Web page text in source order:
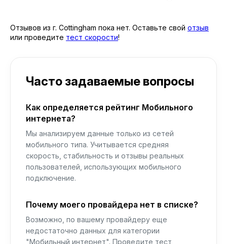
Отзывов из г. Cottingham пока нет. Оставьте свой отзыв
или проведите тест скорости!
Часто задаваемые вопросы
Как определяется рейтинг Мобильного
интернета?
Мы анализируем данные только из сетей
мобильного типа. Учитывается средняя
скорость, стабильность и отзывы реальных
пользователей, использующих мобильного
подключение.
Почему моего провайдера нет в списке?
Возможно, по вашему провайдеру еще
недостаточно данных для категории
"Мобильный интернет". Проведите тест